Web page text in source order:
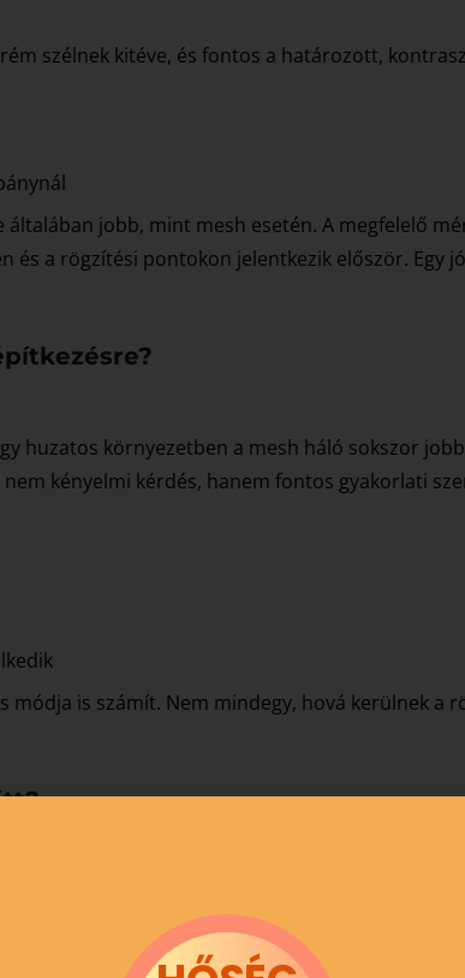
szélnek kitéve, és fontos a határozott,
jobb, mint mesh esetén. A megfelelő
és a rögzítési pontokon jelentkezik először. Egy
huzatos környezetben a mesh háló sokszor
kényelmi kérdés, hanem fontos gyakorlati
módja is számít. Nem mindegy, hová kerülnek a
előre tisztázni: